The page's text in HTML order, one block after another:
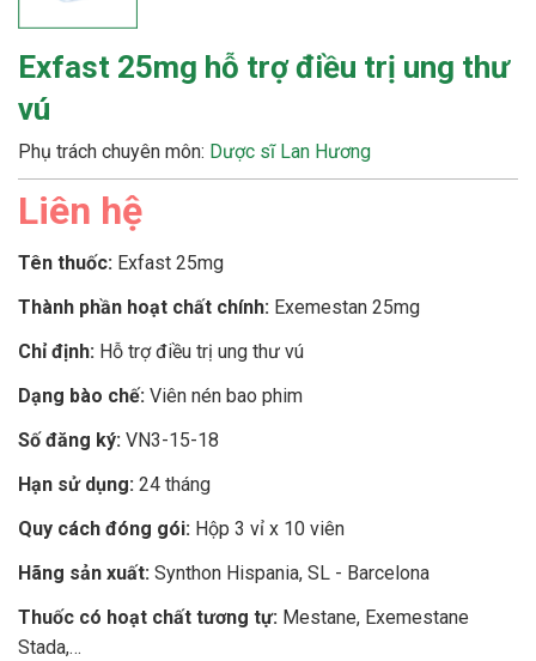
Exfast 25mg hỗ trợ điều trị ung thư
vú
Phụ trách chuyên môn: Dược sĩ Lan Hương
Liên hệ
Tên thuốc: Exfast 25mg
Thành phần hoạt chất chính: Exemestan 25mg
Chỉ định: Hỗ trợ điều trị ung thư vú
Dạng bào chế: Viên nén bao phim
Số đăng ký: VN3-15-18
Hạn sử dụng: 24 tháng
Quy cách đóng gói: Hộp 3 vỉ x 10 viên
Hãng sản xuất: Synthon Hispania, SL - Barcelona
Thuốc có hoạt chất tương tự: Mestane, Exemestane
Stada,…